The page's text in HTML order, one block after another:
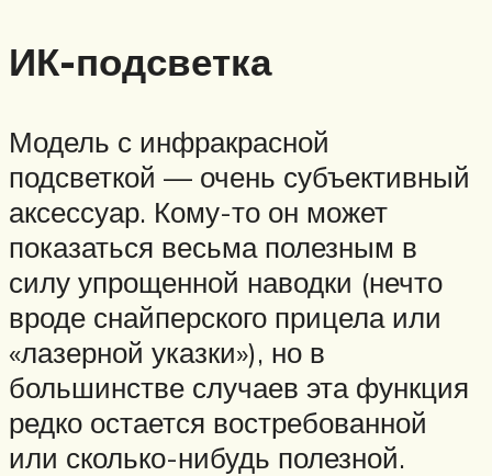
ИК-подсветка
Модель с инфракрасной
подсветкой — очень субъективный
аксессуар. Кому-то он может
показаться весьма полезным в
силу упрощенной наводки (нечто
вроде снайперского прицела или
«лазерной указки»), но в
большинстве случаев эта функция
редко остается востребованной
или сколько-нибудь полезной.